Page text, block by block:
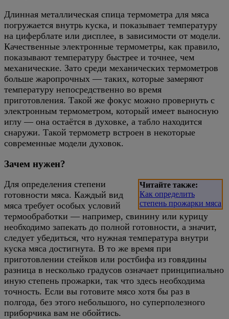
Длинная металлическая спица термометра для мяса
погружается внутрь куска, и показывает температуру
на циферблате или дисплее, в зависимости от модели.
Качественные электронные термометры, как правило,
показывают температуру быстрее и точнее, чем
механические. Зато среди механических термометров
больше жаропрочных — таких, которые замеряют
температуру непосредственно во время
приготовления. Такой же фокус можно провернуть с
электронным термометром, который имеет выносную
иглу — она остаётся в духовке, а табло находится
снаружи. Такой термометр встроен в некоторые
современные модели духовок.
Зачем нужен?
Читайте также:
Как определить
степень прожарки мяса
Для определения степени
готовности мяса. Каждый вид
мяса требует особых условий
термообработки — например, свинину или курицу
необходимо запекать до полной готовности, а значит,
следует убедиться, что нужная температура внутри
куска мяса достигнута. В то же время при
приготовлении стейков или ростбифа из говядины
разница в несколько градусов означает принципиально
иную степень прожарки, так что здесь необходима
точность. Если вы готовите мясо хотя бы раз в
полгода, без этого небольшого, но суперполезного
приборчика вам не обойтись.